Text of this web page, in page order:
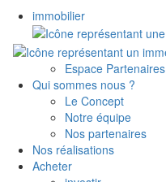
immobilier
Espace Partenaires
Qui sommes nous ?
Le Concept
Notre équipe
Nos partenaires
Nos réalisations
Acheter